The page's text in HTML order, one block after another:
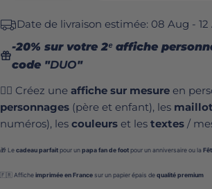
Date de livraison estimée: 08 Aug - 12
-20% sur votre 2ᵉ affiche
code "DUO"
✍🏻 Créez une affiche sur mesure en
personnages (père et enfant), les
numéros), les couleurs et les textes /
🎁 Le cadeau parfait pour un papa fan de foot pour un anniversaire ou la
🇫🇷 Affiche imprimée en France sur un papier épais de qualité premium